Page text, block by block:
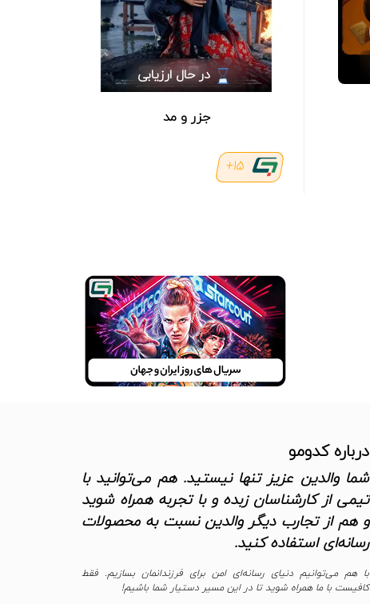
در حال ارزیابی
جزر و مد
15+
درباره کدومو
شما والدین عزیز تنها نیستید. هم می‌توانید با
تیمی از کارشناسان زبده و با تجربه همراه شوید
و هم از تجارب دیگر والدین نسبت به محصولات
رسانه‌ای استفاده کنید.
با هم می‌توانیم دنیای رسانه‌ای امن برای فرزندانمان بسازیم. فقط
کافیست با ما همراه شوید تا در این مسیر دستیار شما باشیم!